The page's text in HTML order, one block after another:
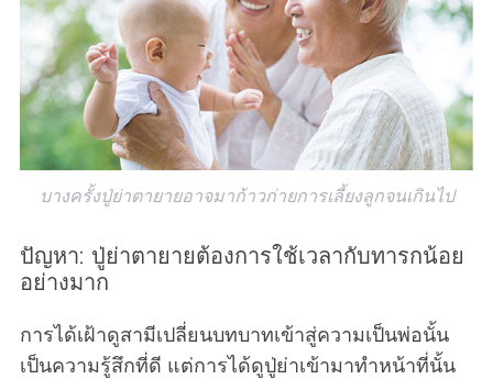
บางครั้งปู่ย่าตายายอาจมาก้าวก่ายการเลี้ยงลูกจนเกินไป
ปัญหา: ปู่ย่าตายายต้องการใช้เวลากับทารกน้อย
อย่างมาก
การได้เฝ้าดูสามีเปลี่ยนบทบาทเข้าสู่ความเป็นพ่อนั้น
เป็นความรู้สึกที่ดี แต่การได้ดูปู่ย่าเข้ามาทำหน้าที่นั้น
S